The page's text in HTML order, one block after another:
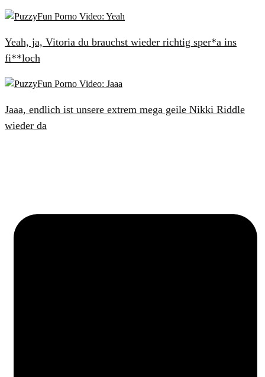
Yeah, ja, Vitoria du brauchst wieder richtig sper*a ins
fi**loch
Jaaa, endlich ist unsere extrem mega geile Nikki Riddle
wieder da